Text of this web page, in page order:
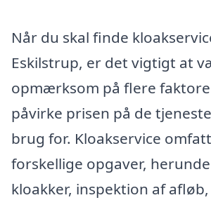
Når du skal finde
Eskilstrup, er det vigtigt at
opmærksom på flere
påvirke prisen på de
brug for. Kloakservice
forskellige opgaver,
kloakker, inspektion af